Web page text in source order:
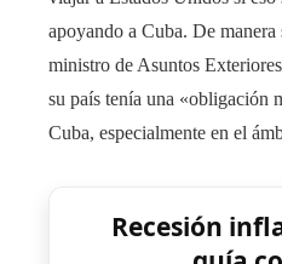
apoyando a Cuba. De
ministro de Asuntos
su país tenía una «obligación
Cuba, especialmente en el
Recesión